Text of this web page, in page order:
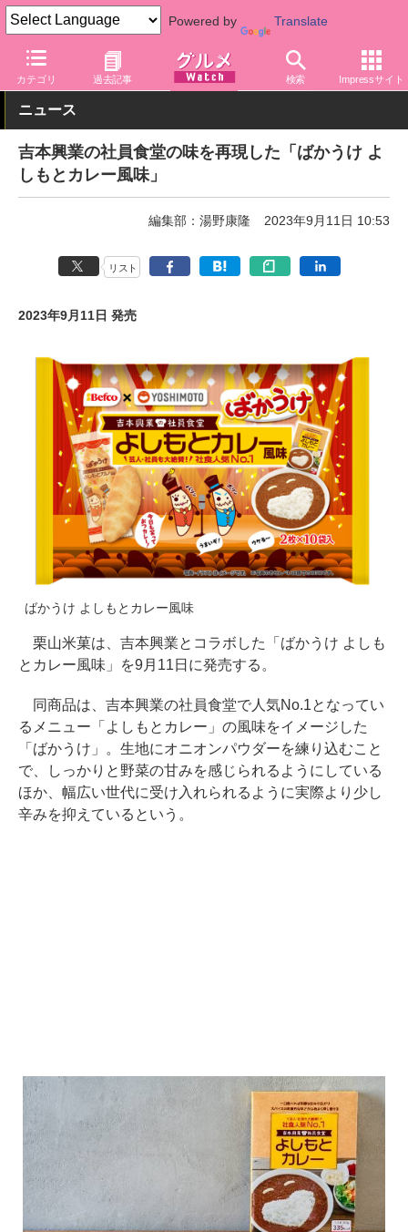
Powered by Translate
カテゴリ 過去記事 検索 Impressサイト
グルメ Watch 菓子・スイーツ せんべい・米菓
ニュース
吉本興業の社員食堂の味を再現した「ばかうけ よ
しもとカレー風味」
編集部：湯野康隆 2023年9月11日 10:53
リスト
2023年9月11日 発売
ばかうけ よしもとカレー風味
栗山米菓は、吉本興業とコラボした「ばかうけ よしも
とカレー風味」を9月11日に発売する。
同商品は、吉本興業の社員食堂で人気No.1となってい
るメニュー「よしもとカレー」の風味をイメージした
「ばかうけ」。生地にオニオンパウダーを練り込むこと
で、しっかりと野菜の甘みを感じられるようにしている
ほか、幅広い世代に受け入れられるように実際より少し
辛みを抑えているという。